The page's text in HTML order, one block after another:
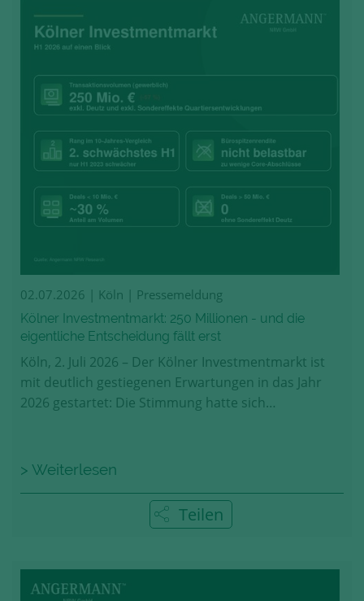
02.07.2026 | Köln | Pressemeldung
Kölner Investmentmarkt: 250 Millionen - und die
eigentliche Entscheidung fällt erst
Köln, 2. Juli 2026 – Der Kölner Investmentmarkt ist
mit deutlich gestiegenen Erwartungen in das Jahr
2026 gestartet: Die Stimmung hatte sich…
> Weiterlesen
Teilen